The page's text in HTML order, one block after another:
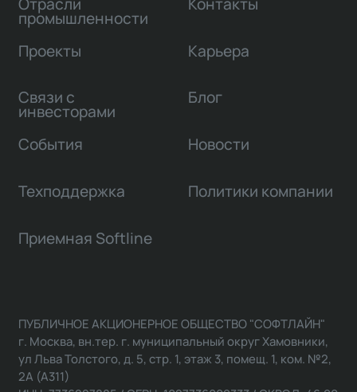
промышленности
Проекты
Связи с
инвесторами
Карьера
Блог
События Новости
Техподдержка Политики компании
Приемная Softline
ПУБЛИЧНОЕ АКЦИОНЕРНОЕ ОБЩЕСТВО "СОФТЛАЙН"
г. Москва, вн.тер. г. муниципальный округ Хамовники,
ул Льва Толстого, д. 5, стр. 1, этаж 3, помещ. 1, ком. №2,
2А (А311)